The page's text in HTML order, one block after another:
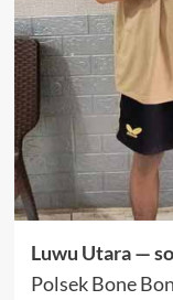
Luwu Utara —
Polsek Bone